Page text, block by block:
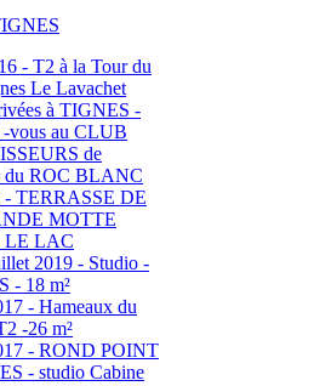
- T2 à la Tour du
Le Lavachet
à TIGNES -
-vous au CLUB
de
du ROC BLANC
TERRASSE DE
MOTTE
LE LAC
2019 - Studio -
- 18 m²
- Hameaux du
-26 m²
- ROND POINT
- studio Cabine